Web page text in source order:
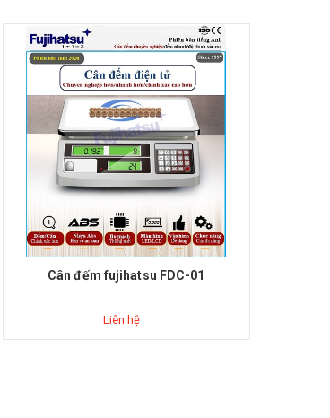
Cân đếm fujihatsu FDC-01
Liên hệ